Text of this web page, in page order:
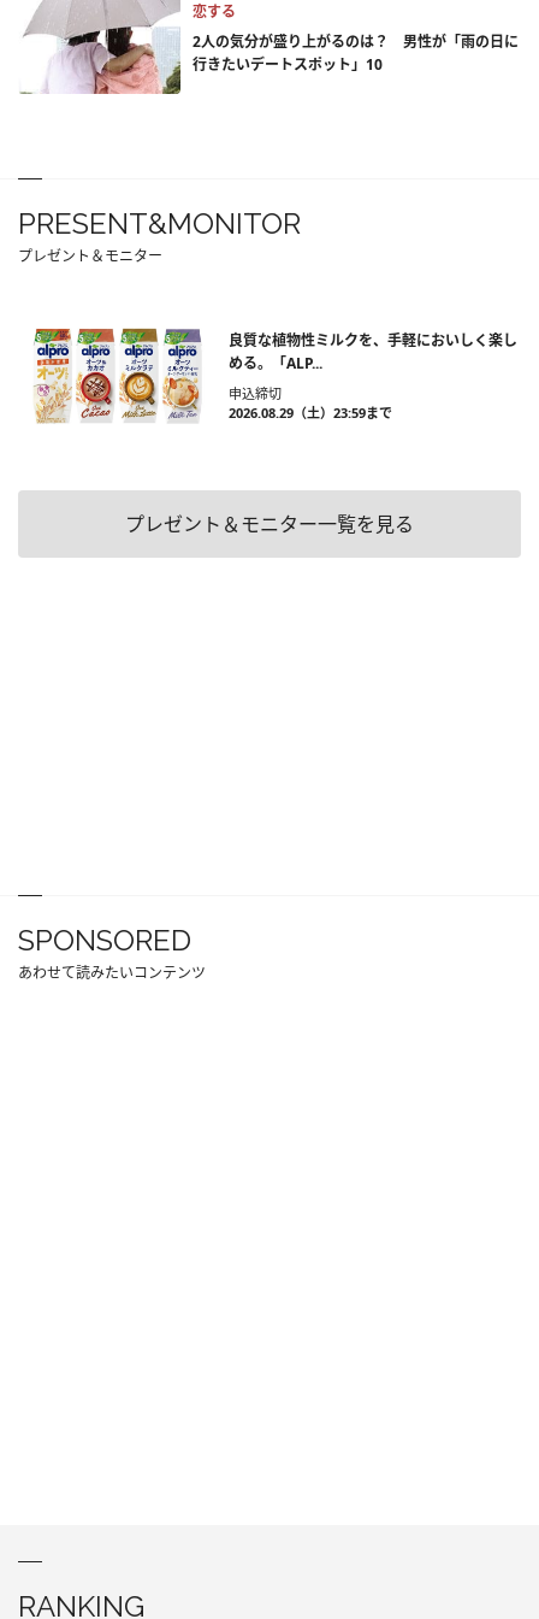
恋する
2人の気分が盛り上がるのは？ 男性が「雨の日に
行きたいデートスポット」10
PRESENT&MONITOR
プレゼント＆モニター
良質な植物性ミルクを、手軽においしく楽し
める。「ALP...
申込締切
2026.08.29（土）23:59まで
プレゼント＆モニター一覧を見る
SPONSORED
あわせて読みたいコンテンツ
RANKING